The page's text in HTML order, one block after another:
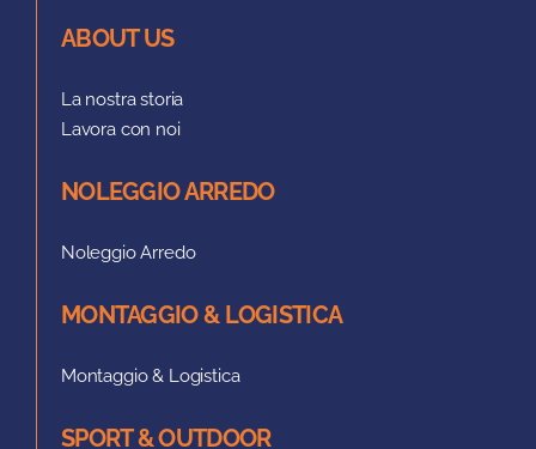
ABOUT US
La nostra storia
Lavora con noi
NOLEGGIO ARREDO
Noleggio Arredo
MONTAGGIO & LOGISTICA
Montaggio & Logistica
SPORT & OUTDOOR